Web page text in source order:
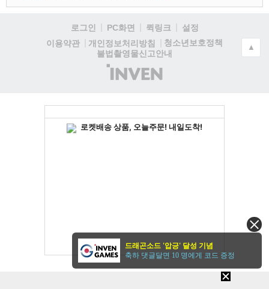
로그인 PC화면 퀵링크
설정
이용약관
개인정보처리방침
청소년보호정책
불법촬영물신고안내
(주)
인
▲
드래곤소드 '압긍' 달성 기념
축하 댓글달면 10 명에게 코드 증정